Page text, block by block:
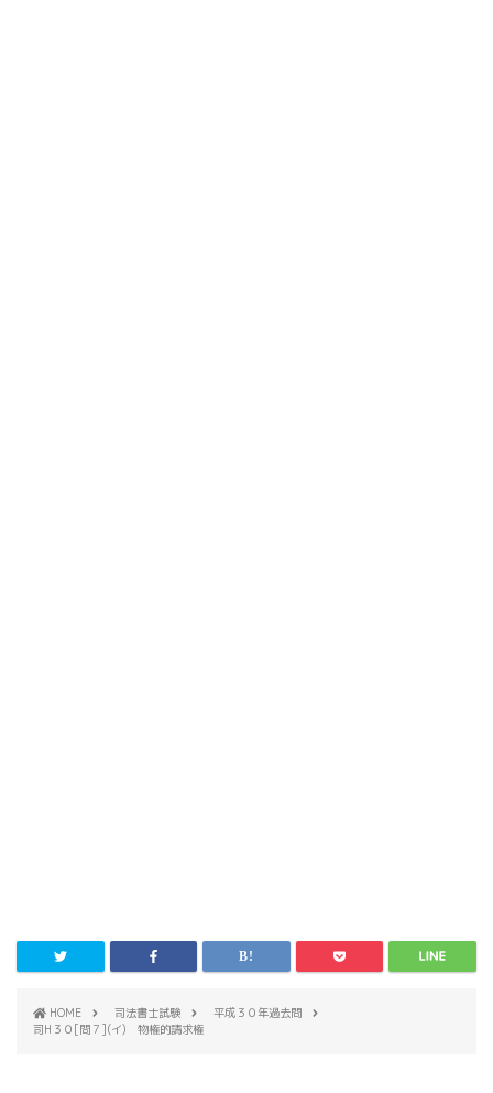
HOME 司法書士試験
平成３０年過去問
司H３０[問７](イ) 物権的請求権